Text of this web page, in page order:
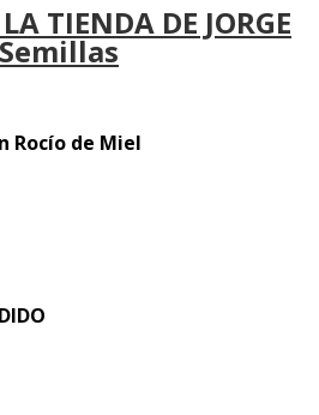
TIENDA DE JORGE
Rocío de Miel